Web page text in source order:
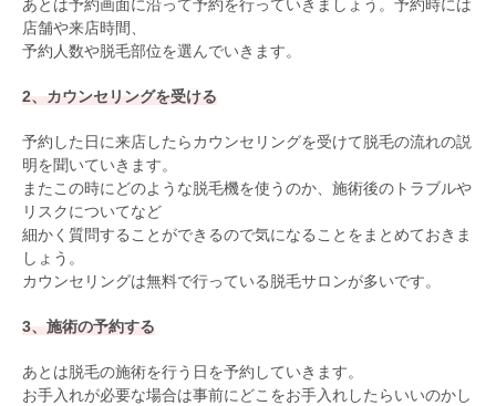
あとは予約画面に沿って予約を行っていきましょう。予約時には
店舗や来店時間、
予約人数や脱毛部位を選んでいきます。
2、カウンセリングを受ける
予約した日に来店したらカウンセリングを受けて脱毛の流れの説
明を聞いていきます。
またこの時にどのような脱毛機を使うのか、施術後のトラブルや
リスクについてなど
細かく質問することができるので気になることをまとめておきま
しょう。
カウンセリングは無料で行っている脱毛サロンが多いです。
3、施術の予約する
あとは脱毛の施術を行う日を予約していきます。
お手入れが必要な場合は事前にどこをお手入れしたらいいのかし